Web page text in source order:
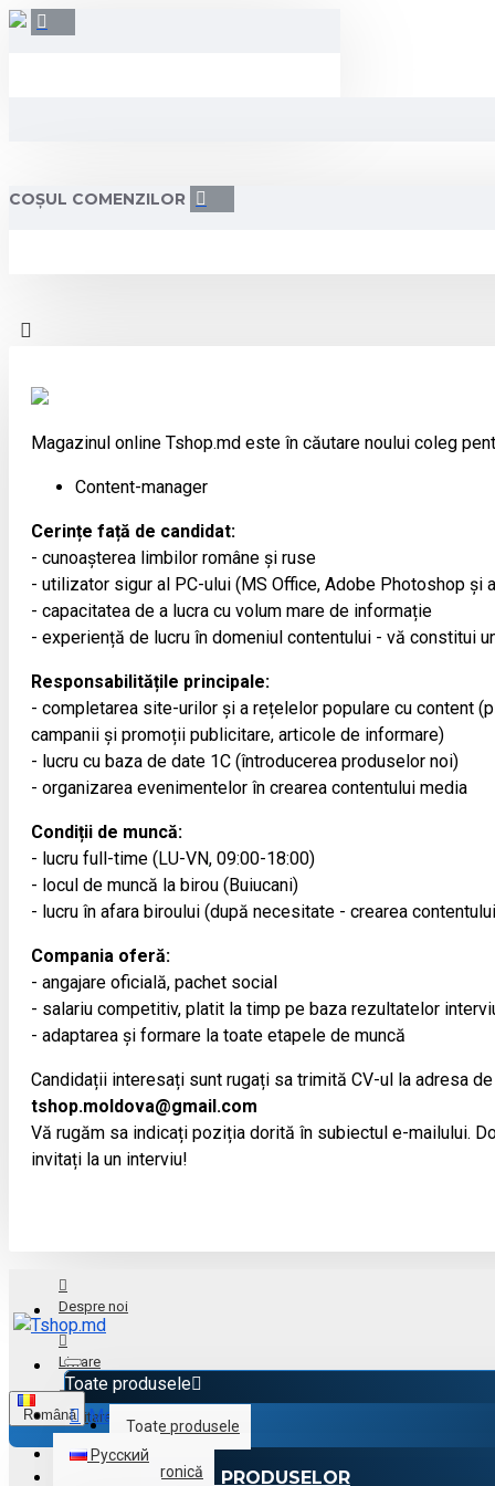
COȘUL COMENZILOR
Magazinul online Tshop.md este în căutare noului coleg
Content-manager
Cerințe față de candidat:
- cunoașterea limbilor române și ruse
- utilizator sigur al PC-ului (MS Office, Adobe Photoshop și
- capacitatea de a lucra cu volum mare de informație
- experiență de lucru în domeniul contentului - vă constitui
Responsabilitățile principale:
- completarea site-urilor și a rețelelor populare cu content
campanii și promoții publicitare, articole de informare)
- lucru cu baza de date 1С (întroducerea produselor noi)
- organizarea evenimentelor în crearea contentului media
Condiții de muncă:
- lucru full-time (LU-VN, 09:00-18:00)
- locul de muncă la birou (Buiucani)
- lucru în afara biroului (după necesitate - crearea
Compania oferă:
- angajare oficială, pachet social
- salariu competitiv, platit la timp pe baza rezultatelor
- adaptarea și formare la toate etapele de muncă
Candidații interesați sunt rugați sa trimită CV-ul la adresa
tshop.moldova@gmail.com
Vă rugăm sa indicați poziția dorită în subiectul e-mailului.
invitați la un interviu!
Despre noi
Livrare
Achitare
Toate produsele
Toate produsele
Electronică
Română
Русский
Menu
CATALOGUL PRODUSELOR